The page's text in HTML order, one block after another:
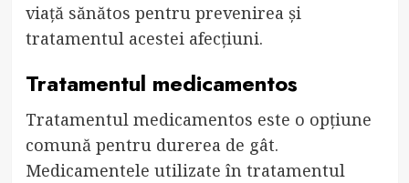
viață sănătos pentru prevenirea și
tratamentul acestei afecțiuni.
Tratamentul medicamentos
Tratamentul medicamentos este o opțiune
comună pentru durerea de gât.
Medicamentele utilizate în tratamentul